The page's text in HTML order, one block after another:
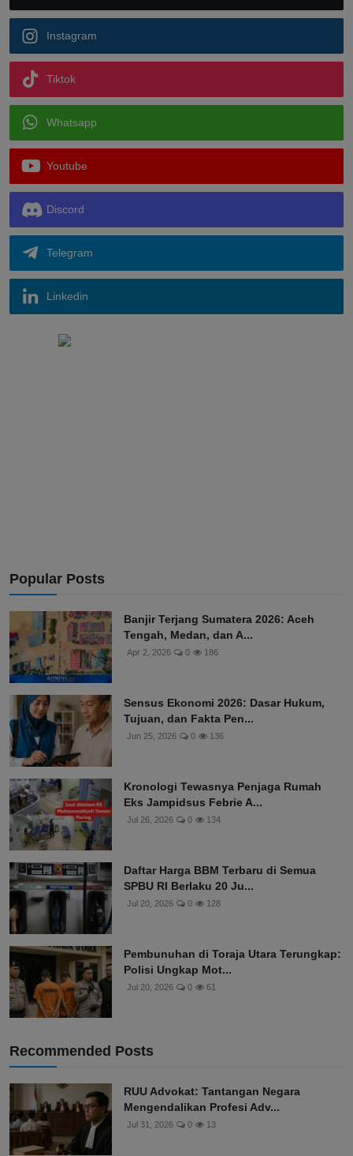
Instagram
Tiktok
Whatsapp
Youtube
Discord
Telegram
Linkedin
Popular Posts
Banjir Terjang Sumatera 2026: Aceh
Tengah, Medan, dan A...
Apr 2, 2026 0 186
Sensus Ekonomi 2026: Dasar Hukum,
Tujuan, dan Fakta Pen...
Jun 25, 2026 0 136
Kronologi Tewasnya Penjaga Rumah
Eks Jampidsus Febrie A...
Jul 26, 2026 0 134
Daftar Harga BBM Terbaru di Semua
SPBU RI Berlaku 20 Ju...
Jul 20, 2026 0 128
Pembunuhan di Toraja Utara Terungkap:
Polisi Ungkap Mot...
Jul 20, 2026 0 61
Recommended Posts
RUU Advokat: Tantangan Negara
Mengendalikan Profesi Adv...
Jul 31, 2026 0 13